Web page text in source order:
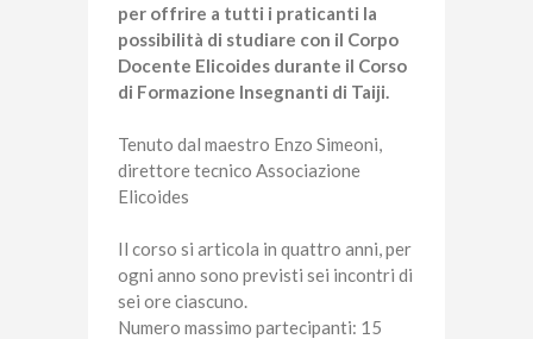
per offrire a tutti i praticanti la
possibilità di studiare con il Corpo
Docente Elicoides durante il Corso
di Formazione Insegnanti di Taiji.
Tenuto dal maestro Enzo Simeoni,
direttore tecnico Associazione
Elicoides
Il corso si articola in quattro anni, per
ogni anno sono previsti sei incontri di
sei ore ciascuno.
Numero massimo partecipanti: 15